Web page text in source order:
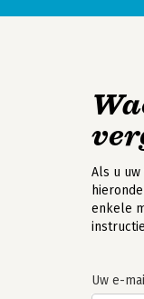
Als u
enkele
Uw e-